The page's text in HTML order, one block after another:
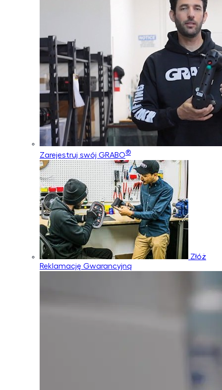
Zarejestruj swój GRABO®
Złóż
Reklamację Gwarancyjną